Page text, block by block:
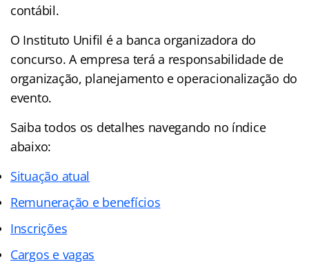
contábil.
O Instituto Unifil é a banca organizadora do
concurso. A empresa terá a responsabilidade de
organização, planejamento e operacionalização do
evento.
Saiba todos os detalhes navegando no índice
abaixo:
Situação atual
Remuneração e benefícios
Inscrições
Cargos e vagas